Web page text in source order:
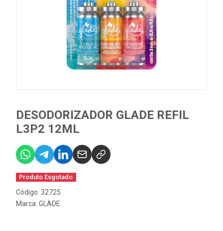
DESODORIZADOR GLADE REFIL
L3P2 12ML
Produto Esgotado
Código: 32725
Marca: GLADE